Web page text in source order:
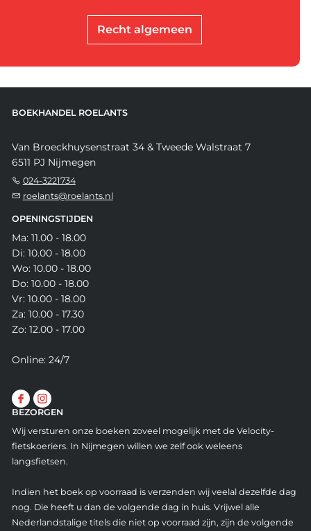
Recht algemeen
BOEKHANDEL ROELANTS
Van Broeckhuysenstraat 34 & Tweede Walstraat 7
6511 PJ Nijmegen
024-3221734
roelants@roelants.nl
OPENINGSTIJDEN
Ma: 11.00 - 18.00
Di: 10.00 - 18.00
Wo: 10.00 - 18.00
Do: 10.00 - 18.00
Vr: 10.00 - 18.00
Za: 10.00 - 17.30
Zo: 12.00 - 17.00
Online: 24/7
BEZORGEN
Wij versturen onze boeken zoveel mogelijk met de Velocity-
fietskoeriers. In Nijmegen willen we zelf ook weleens
langsfietsen.
Indien het boek op voorraad is verzenden wij veelal dezelfde dag
nog. Die heeft u dan de volgende dag in huis. Vrijwel alle
Nederlandstalige titels die niet op voorraad zijn, zijn de volgende